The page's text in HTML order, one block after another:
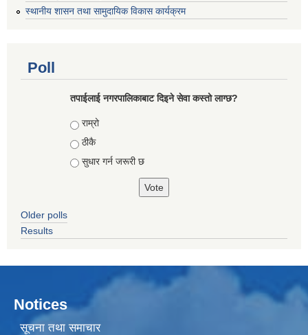
स्थानीय शासन तथा सामुदायिक विकास कार्यक्रम
Poll
तपाईलाई नगरपालिकाबाट दिइने सेवा कस्तो लाग्छ?
Choices
राम्रो
ठीकै
सुधार गर्न जरूरी छ
Older polls
Results
Notices
सूचना तथा समाचार